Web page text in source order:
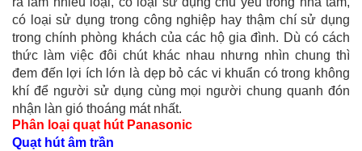
có loại sử dụng trong công nghiệp hay thậm chí sử dụng
trong chính phòng khách của các hộ gia đình. Dù có cách
thức làm việc đôi chút khác nhau nhưng nhìn chung thì
đem đến lợi ích lớn là dẹp bỏ các vi khuẩn có trong không
khí để người sử dụng cùng mọi người chung quanh đón
nhận làn gió thoáng mát nhất.
Phân loại quạt hút Panasonic
Quạt hút âm trần